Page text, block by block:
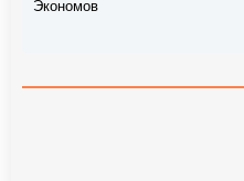
Экономов